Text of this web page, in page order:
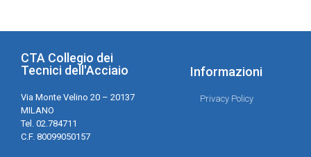
CTA Collegio dei
Tecnici dell'Acciaio
Via Monte Velino 20 – 20137
MILANO
Tel. 02.784711
C.F. 80099050157
Informazioni
Privacy Policy